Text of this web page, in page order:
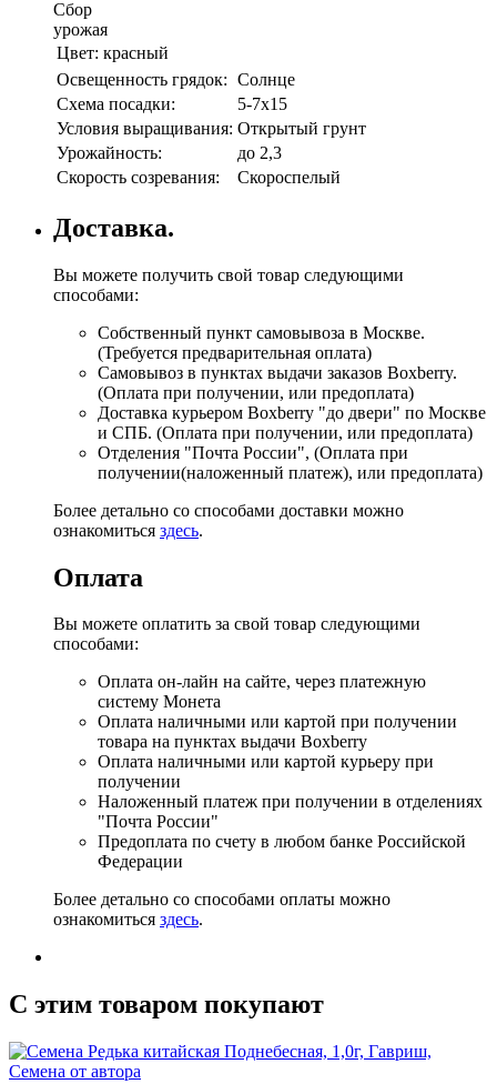
Сбор
урожая
Цвет: красный
Освещенность грядок: Солнце
Схема посадки:
5-7х15
Условия выращивания: Открытый грунт
Урожайность:
до 2,3
Скорость созревания:
Скороспелый
Доставка.
Вы можете получить свой товар следующими
способами:
Собственный пункт самовывоза в Москве.
(Требуется предварительная оплата)
Самовывоз в пунктах выдачи заказов Boxberry.
(Оплата при получении, или предоплата)
Доставка курьером Boxberry "до двери" по Москве
и СПБ. (Оплата при получении, или предоплата)
Отделения "Почта России", (Оплата при
получении(наложенный платеж), или предоплата)
Более детально со способами доставки можно
ознакомиться здесь.
Оплата
Вы можете оплатить за свой товар следующими
способами:
Оплата он-лайн на сайте, через платежную
систему Монета
Оплата наличными или картой при получении
товара на пунктах выдачи Boxberry
Оплата наличными или картой курьеру при
получении
Наложенный платеж при получении в отделениях
"Почта России"
Предоплата по счету в любом банке Российской
Федерации
Более детально со способами оплаты можно
ознакомиться здесь.
C этим товаром покупают